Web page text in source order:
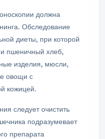
должна
Обследование
диеты, при которой
и пшеничный хлеб,
изделия, мюсли,
овощи с
кожицей.
следует очистить
подразумевает
препарата